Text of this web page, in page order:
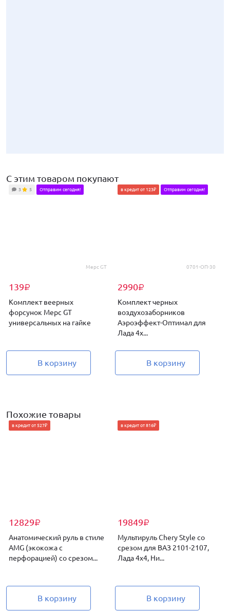
₽
С этим товаром покупают
Мерс GT
139₽
3 5 Отправим сегодня!
Комплект веерных
форсунок Мерс GT
универсальных на гайке
В корзину
0701-ОП-30
2990₽
в кредит от 123₽ Отправим сегодня!
Комплект черных
воздухозаборников
Аэроэффект-Оптимал для
Лада 4х...
В корзину
Похожие товары
12829₽
в кредит от 527₽
Анатомический руль в стиле
AMG (экокожа с
перфорацией) со срезом...
В корзину
19849₽
в кредит от 816₽
Мультируль Chery Style со
срезом для ВАЗ 2101-2107,
Лада 4х4, Ни...
В корзину